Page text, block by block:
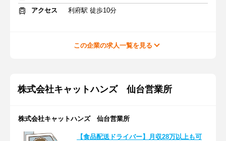
アクセス
利府駅 徒歩10分
この企業の求人一覧を見る
株式会社キャットハンズ 仙台営業所
株式会社キャットハンズ 仙台営業所
【食品配送ドライバー】月収28万以上も可